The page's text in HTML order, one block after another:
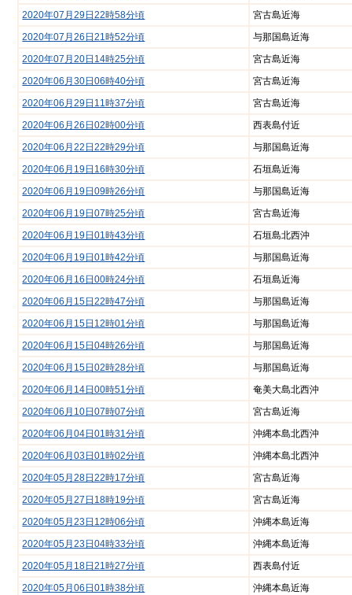
ジ
地
域
貢
献
企
業
一
覧
防
災
情
報
浦
添
署
か
ら
の
お
知
ら
せ
不
審
者
情
報
お
役
立
ち
情
報
お
問
い
合
ガ
ジ
ン
登
録
企
業
登
録
の
ご
案
内
プ
ラ
イ
バ
シー
ポ
リ
シー
リ
ン
ク
に
つ
い
て
2020年07月29日22時58分頃
宮古島近海
2020年07月26日21時52分頃
与那国島近海
2020年07月20日14時25分頃
宮古島近海
2020年06月30日06時40分頃
宮古島近海
2020年06月29日11時37分頃
宮古島近海
2020年06月26日02時00分頃
西表島付近
2020年06月22日22時29分頃
与那国島近海
2020年06月19日16時30分頃
石垣島近海
2020年06月19日09時26分頃
与那国島近海
2020年06月19日07時25分頃
宮古島近海
2020年06月19日01時43分頃
石垣島北西沖
2020年06月19日01時42分頃
与那国島近海
2020年06月16日00時24分頃
石垣島近海
2020年06月15日22時47分頃
与那国島近海
2020年06月15日12時01分頃
与那国島近海
2020年06月15日04時26分頃
与那国島近海
2020年06月15日02時28分頃
与那国島近海
2020年06月14日00時51分頃
奄美大島北西沖
2020年06月10日07時07分頃
宮古島近海
2020年06月04日01時31分頃
沖縄本島北西沖
2020年06月03日01時02分頃
沖縄本島北西沖
2020年05月28日22時17分頃
宮古島近海
2020年05月27日18時19分頃
宮古島近海
2020年05月23日12時06分頃
沖縄本島近海
2020年05月23日04時33分頃
沖縄本島近海
2020年05月18日21時27分頃
西表島付近
2020年05月06日01時38分頃
沖縄本島近海